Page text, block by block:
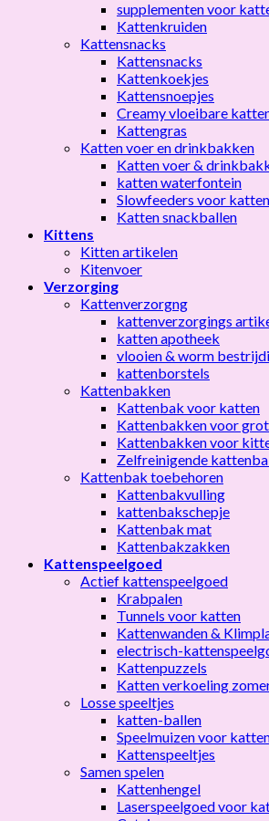
supplementen voor
Kattenkruiden
Kattensnacks
Kattensnacks
Kattenkoekjes
Kattensnoepjes
Creamy vloeibare
Kattengras
Katten voer en drinkbakken
Katten voer &
katten waterfontein
Slowfeeders voor katten
Katten snackballen
Kittens
Kitten artikelen
Kitenvoer
Verzorging
Kattenverzorgng
kattenverzorgings
katten apotheek
vlooien & worm
kattenborstels
Kattenbakken
Kattenbak voor katten
Kattenbakken voor
Kattenbakken voor
Zelfreinigende
Kattenbak toebehoren
Kattenbakvulling
kattenbakschepje
Kattenbak mat
Kattenbakzakken
Kattenspeelgoed
Actief kattenspeelgoed
Krabpalen
Tunnels voor katten
Kattenwanden &
electrisch-
Kattenpuzzels
Katten verkoeling
Losse speeltjes
katten-ballen
Speelmuizen voor
Kattenspeeltjes
Samen spelen
Kattenhengel
Laserspeelgoed voor